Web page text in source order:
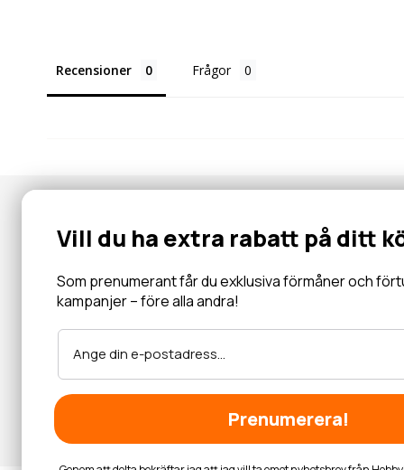
Recensioner Frågor
Nyhetsbrev
inbjudningar och mycket mer.
Vill du ha extra rabatt på ditt
Som prenumerant får du exklusiva förmåner och
kampanjer – före alla andra!
Prenumerera!